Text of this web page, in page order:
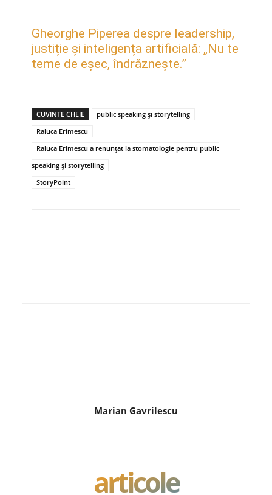
Gheorghe Piperea despre leadership,
justiție și inteligența artificială: „Nu te
teme de eșec, îndrăznește.”
CUVINTE CHEIE
public speaking și storytelling
Raluca Erimescu
Raluca Erimescu a renunțat la stomatologie pentru public
speaking și storytelling
StoryPoint
Marian Gavrilescu
articole